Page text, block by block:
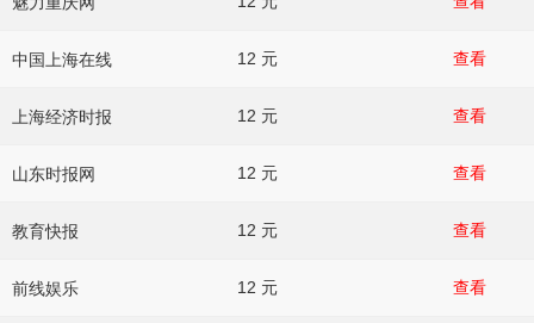
中国上海在线 12 元 查看
上海经济时报 12 元 查看
山东时报网 12 元 查看
教育快报 12 元 查看
前线娱乐 12 元 查看